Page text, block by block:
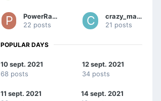
PowerRanger
22 posts
crazy_marty
21 posts
POPULAR DAYS
10 sept. 2021
68 posts
12 sept. 2021
34 posts
11 sept. 2021
14 sept. 2021